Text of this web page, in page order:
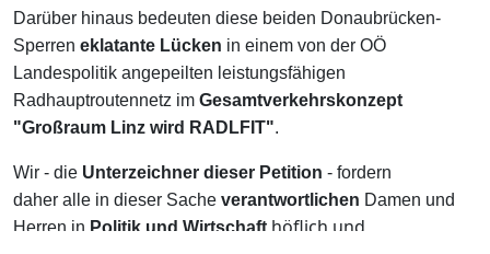
Darüber hinaus bedeuten diese beiden Donaubrücken-
Sperren eklatante Lücken in einem von der OÖ
Landespolitik angepeilten leistungsfähigen
Radhauptroutennetz im Gesamtverkehrskonzept
"Großraum Linz wird RADLFIT".
Wir - die Unterzeichner dieser Petition - fordern
daher alle in dieser Sache verantwortlichen Damen und
Herren in Politik und Wirtschaft höflich und